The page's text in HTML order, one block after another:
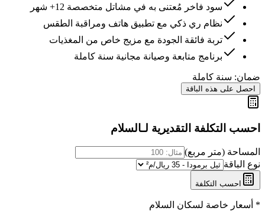
سود فاخر مُعتنى به في مشاتل متخصصة 12+ شهر
نظام ري ذكي مع تطبيق هاتف ومراقبة الطقس
تربة فائقة الجودة مع مزيج خاص من المغذيات
برنامج متابعة وصيانة مجانية سنة كاملة
ضمان: سنة كاملة
احصل على هذه الباقة
احسب التكلفة التقديرية لـالسلام
المساحة (متر مربع)
نوع الباقة
احسب التكلفة
* أسعار خاصة لسكان السلام